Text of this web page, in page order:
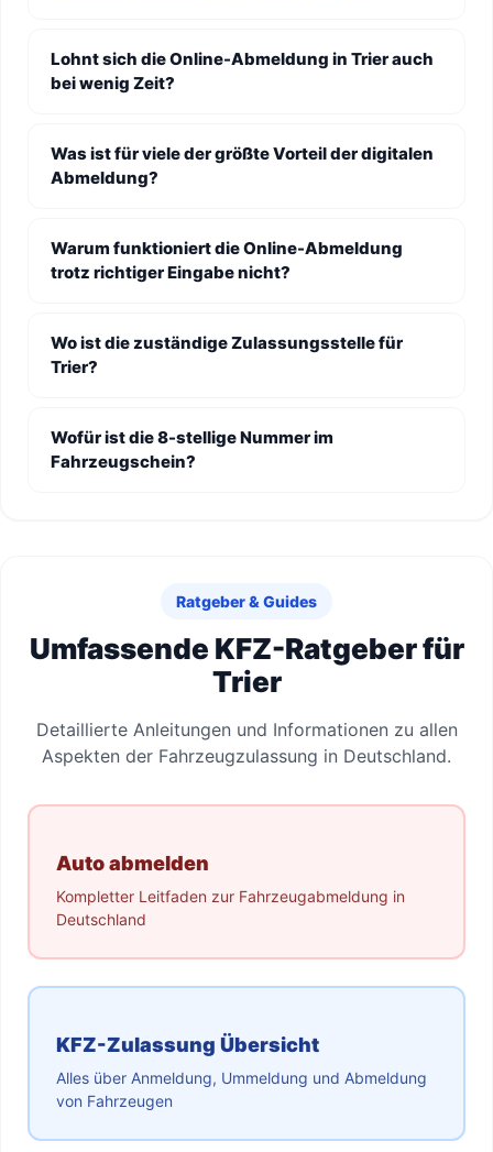
Lohnt sich die Online-Abmeldung in Trier auch
bei wenig Zeit?
Was ist für viele der größte Vorteil der digitalen
Abmeldung?
Warum funktioniert die Online-Abmeldung
trotz richtiger Eingabe nicht?
Wo ist die zuständige Zulassungsstelle für
Trier?
Wofür ist die 8-stellige Nummer im
Fahrzeugschein?
Ratgeber & Guides
Umfassende KFZ-Ratgeber für
Trier
Detaillierte Anleitungen und Informationen zu allen
Aspekten der Fahrzeugzulassung in Deutschland.
Auto abmelden
Kompletter Leitfaden zur Fahrzeugabmeldung in
Deutschland
KFZ-Zulassung Übersicht
Alles über Anmeldung, Ummeldung und Abmeldung
von Fahrzeugen